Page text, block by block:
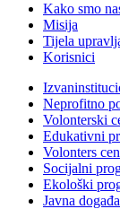
Kako smo
Misija
Tijela
Korisnici
Neprofitno
Volonterski
Edukativni
Volonters
Socijalni
Ekološki
Javna